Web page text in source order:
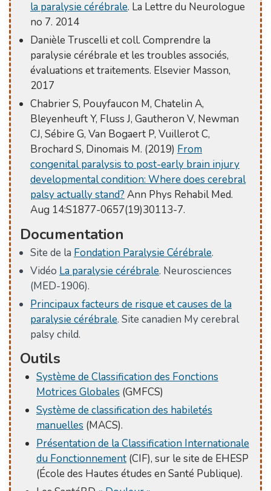
la paralysie cérébrale. La Lettre du Neurologue
no 7. 2014
Danièle Truscelli et coll. Comprendre la
paralysie cérébrale et les troubles associés,
évaluations et traitements. Elsevier Masson,
2017
Chabrier S, Pouyfaucon M, Chatelin A,
Bleyenheuft Y, Fluss J, Gautheron V, Newman
CJ, Sébire G, Van Bogaert P, Vuillerot C,
Brochard S, Dinomais M. (2019) From
congenital paralysis to post-early brain injury
developmental condition: Where does cerebral
palsy actually stand? Ann Phys Rehabil Med.
Aug 14:S1877-0657(19)30113-7.
Documentation
Site de la Fondation Paralysie Cérébrale.
Vidéo La paralysie cérébrale. Neurosciences
(MED-1906).
Principaux facteurs de risque et causes de la
paralysie cérébrale. Site canadien My cerebral
palsy child.
Outils
Système de Classification des Fonctions
Motrices Globales (GMFCS)
Système de classification des habiletés
manuelles (MACS).
Présentation de la Classification Internationale
du Fonctionnement (CIF), sur le site de EHESP
(École des Hautes études en Santé Publique).